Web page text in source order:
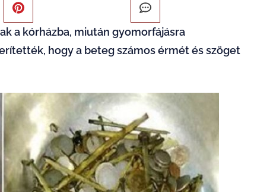
a kórházba, miután gyomorfájásra
hogy a beteg számos érmét és szöget